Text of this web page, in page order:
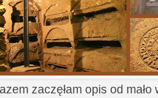
zaczęłam opis od